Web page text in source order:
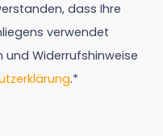
dass Ihre
verwendet
Widerrufshinweise
.*